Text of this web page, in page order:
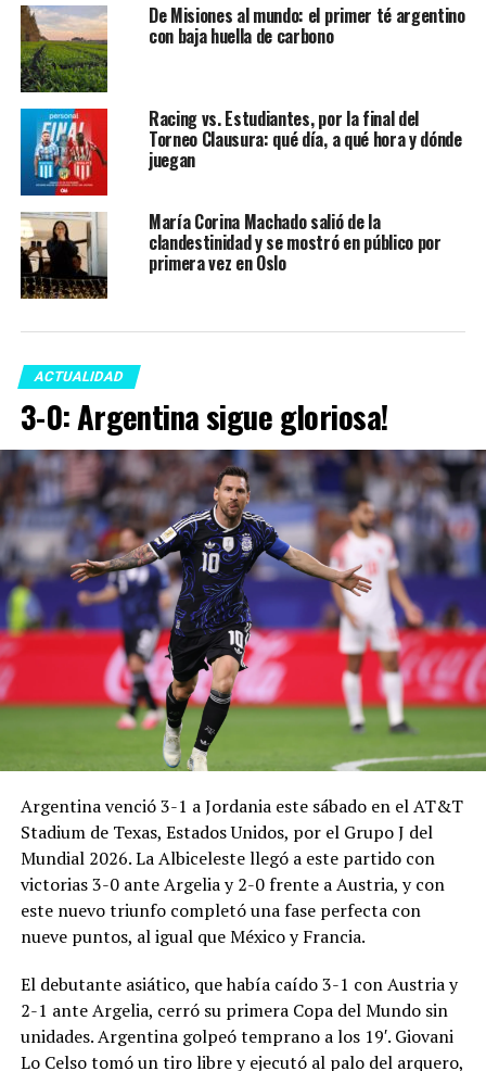
De Misiones al mundo: el primer té argentino
con baja huella de carbono
Racing vs. Estudiantes, por la final del
Torneo Clausura: qué día, a qué hora y dónde
juegan
María Corina Machado salió de la
clandestinidad y se mostró en público por
primera vez en Oslo
ACTUALIDAD
3-0: Argentina sigue gloriosa!
Argentina venció 3-1 a Jordania este sábado en el AT&T
Stadium de Texas, Estados Unidos, por el Grupo J del
Mundial 2026. La Albiceleste llegó a este partido con
victorias 3-0 ante Argelia y 2-0 frente a Austria, y con
este nuevo triunfo completó una fase perfecta con
nueve puntos, al igual que México y Francia.
El debutante asiático, que había caído 3-1 con Austria y
2-1 ante Argelia, cerró su primera Copa del Mundo sin
unidades. Argentina golpeó temprano a los 19′. Giovani
Lo Celso tomó un tiro libre y ejecutó al palo del arquero,